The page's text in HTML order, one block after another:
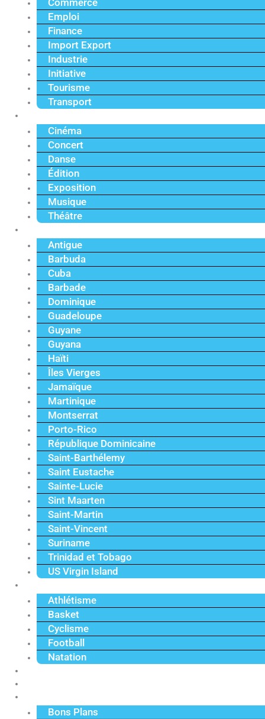
Commerce
Emploi
Finance
Import Export
Industrie
Initiative
Tourisme
Transport
Cinéma
Concert
Danse
Édition
Exposition
Musique
Théâtre
Antigue
Barbuda
Cuba
Barbade
Dominique
Guadeloupe
Guyane
Guyana
Haïti
Îles Vierges
Jamaïque
Martinique
Montserrat
Porto-Rico
République Dominicaine
Saint-Barthélemy
Saint Eustache
Sainte-Lucie
Sint Maarten
Saint-Martin
Saint-Vincent
Suriname
Trinidad et Tobago
US Virgin Island
Athlétisme
Basket
Cyclisme
Football
Natation
Bons Plans